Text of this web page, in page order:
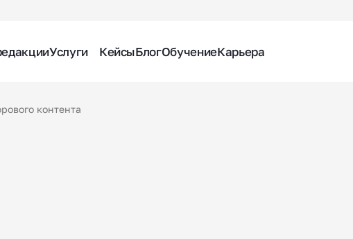
Услуги КейсыБлогОбучениеКарьера
контента